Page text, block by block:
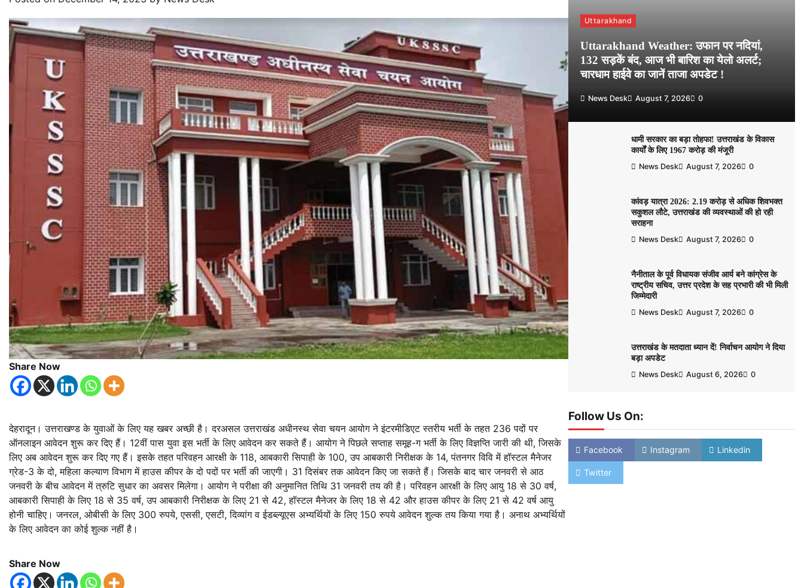
Share Now
देहरादून। उत्तराखण्ड के युवाओं के लिए यह खबर अच्छी है। दरअसल उत्तराखंड अधीनस्थ सेवा चयन आयोग ने इंटरमीडिएट स्तरीय भर्ती के तहत 236 पदों पर
ऑनलाइन आवेदन शुरू कर दिए हैं। 12वीं पास युवा इस भर्ती के लिए आवेदन कर सकते हैं। आयोग ने पिछले सप्ताह समूह-ग भर्ती के लिए विज्ञप्ति जारी की थी, जिसके
लिए अब आवेदन शुरू कर दिए गए हैं। इसके तहत परिवहन आरक्षी के 118, आबकारी सिपाही के 100, उप आबकारी निरीक्षक के 14, पंतनगर विवि में हॉस्टल मैनेजर
ग्रेड-3 के दो, महिला कल्याण विभाग में हाउस कीपर के दो पदों पर भर्ती की जाएगी। 31 दिसंबर तक आवेदन किए जा सकते हैं। जिसके बाद चार जनवरी से आठ
जनवरी के बीच आवेदन में त्रुटि सुधार का अवसर मिलेगा। आयोग ने परीक्षा की अनुमानित तिथि 31 जनवरी तय की है। परिवहन आरक्षी के लिए आयु 18 से 30 वर्ष,
आबकारी सिपाही के लिए 18 से 35 वर्ष, उप आबकारी निरीक्षक के लिए 21 से 42, हॉस्टल मैनेजर के लिए 18 से 42 और हाउस कीपर के लिए 21 से 42 वर्ष आयु
होनी चाहिए। जनरल, ओबीसी के लिए 300 रुपये, एससी, एसटी, दिव्यांग व ईडब्ल्यूएस अभ्यर्थियों के लिए 150 रुपये आवेदन शुल्क तय किया गया है। अनाथ अभ्यर्थियों
के लिए आवेदन का कोई शुल्क नहीं है।
Share Now
Uttarakhand
Uttarakhand Weather: उफान पर नदियां,
132 सड़कें बंद, आज भी बारिश का येलो अलर्ट;
चारधाम हाईवे का जानें ताजा अपडेट !
News Desk August 7, 2026 0
धामी सरकार का बड़ा तोहफा! उत्तराखंड के विकास
कार्यों के लिए 1967 करोड़ की मंजूरी
News Desk August 7, 2026 0
कांवड़ यात्रा 2026: 2.19 करोड़ से अधिक शिवभक्त
सकुशल लौटे, उत्तराखंड की व्यवस्थाओं की हो रही
सराहना
News Desk August 7, 2026 0
नैनीताल के पूर्व विधायक संजीव आर्य बने कांग्रेस के
राष्ट्रीय सचिव, उत्तर प्रदेश के सह प्रभारी की भी मिली
जिम्मेदारी
News Desk August 7, 2026 0
उत्तराखंड के मतदाता ध्यान दें! निर्वाचन आयोग ने दिया
बड़ा अपडेट
News Desk August 6, 2026 0
Follow Us On:
Facebook Instagram Linkedin
Twitter